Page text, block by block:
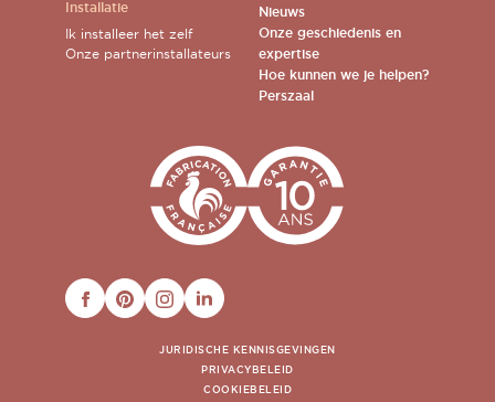
Installatie
Ik installeer het zelf
Onze partnerinstallateurs
Nieuws
Onze geschiedenis en
expertise
Hoe kunnen we je helpen?
Perszaal
FACEBOOKPINTERESTINSTAGRAM
LINKEDIN
JURIDISCHE KENNISGEVINGEN
PRIVACYBELEID
COOKIEBELEID